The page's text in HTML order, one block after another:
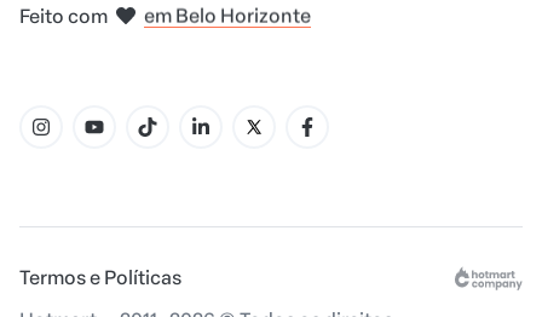
Feito com em Belo Horizonte
Termos e Políticas